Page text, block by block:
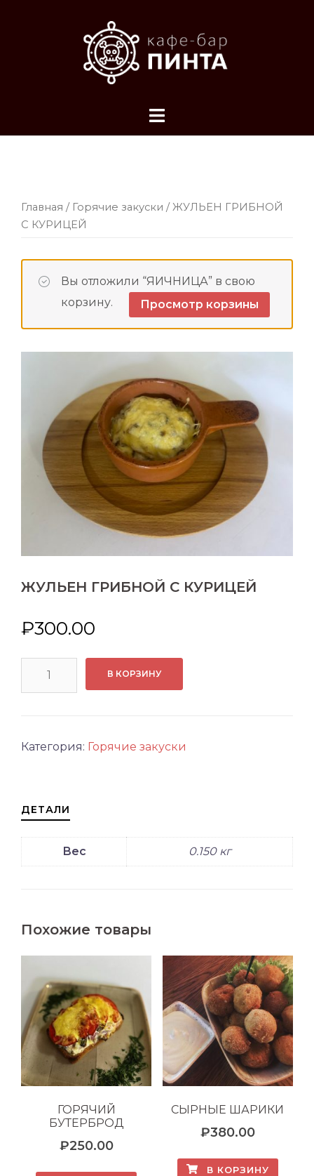
содержимому
Главная / Горячие закуски / ЖУЛЬЕН ГРИБНОЙ
С КУРИЦЕЙ
Вы отложили “ЯИЧНИЦА” в свою
корзину.
Просмотр корзины
ЖУЛЬЕН ГРИБНОЙ С КУРИЦЕЙ
₽300.00
С
В КОРЗИНУ
Категория: Горячие закуски
ДЕТАЛИ
Вес 0.150 кг
Похожие товары
ГОРЯЧИЙ
БУТЕРБРОД
₽250.00
СЫРНЫЕ ШАРИКИ
₽380.00
В КОРЗИНУ